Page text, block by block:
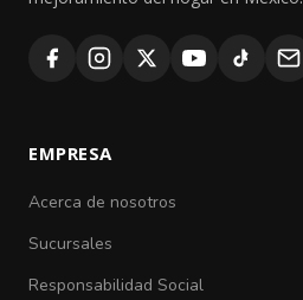
EMPRESA
Acerca de nosotros
Sucursales
Responsabilidad Social